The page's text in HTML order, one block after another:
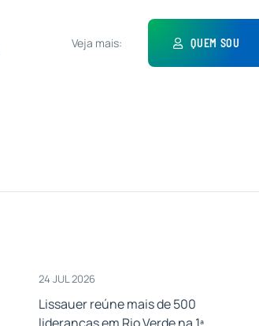
Veja mais: QUEM SOU
24 JUL 2026
Lissauer reúne mais de 500